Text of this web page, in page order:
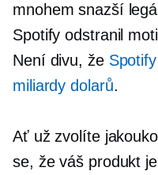
mnohem snazší
Spotify odstranil
Není divu, že
miliardy dolarů.
Ať už zvolíte
se, že váš produkt